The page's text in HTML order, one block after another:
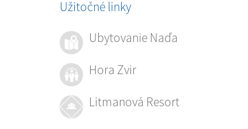
Užitočné linky
Ubytovanie Naďa
Hora Zvir
Litmanová Resort